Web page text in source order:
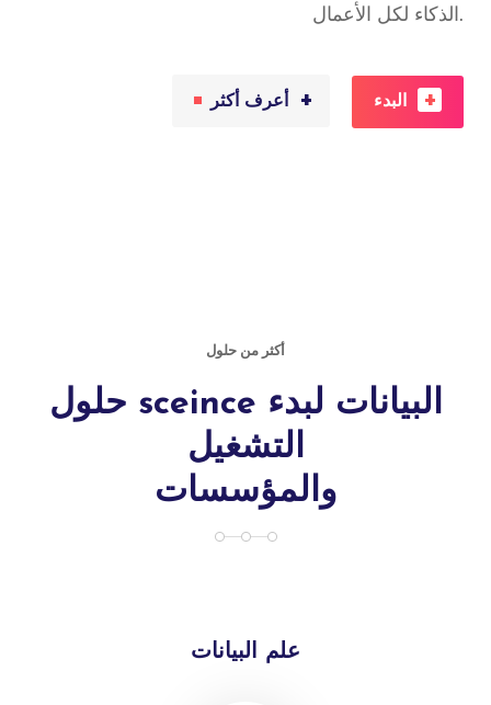
الذكاء لكل الأعمال.
أعرف أكثر + البدء +
أكثر من حلول
حلول sceince البيانات لبدء
التشغيل
والمؤسسات
علم البيانات